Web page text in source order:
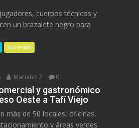
cuerpos técnicos y
un brazalete negro para
Sociedad
Mariano Z 0
y gastronómico
Oeste a Tafí Viejo
más de 50 locales, oficinas,
y áreas verdes